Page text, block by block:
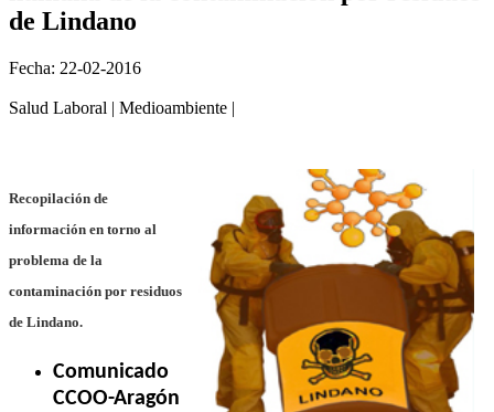
de Lindano
Fecha: 22-02-2016
Salud Laboral | Medioambiente |
Recopilación de
información en torno al
problema de la
contaminación por residuos
de Lindano.
Comunicado
CCOO-Aragón